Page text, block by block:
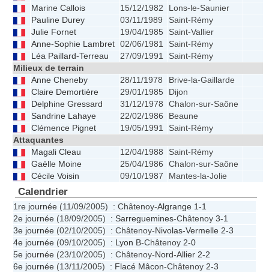
Marine Callois
15/12/1982
Lons-le-Saunier
Pauline Durey
03/11/1989
Saint-Rémy
Julie Fornet
19/04/1985
Saint-Vallier
Anne-Sophie Lambret 02/06/1981
Saint-Rémy
Léa Paillard-Terreau
27/09/1991
Saint-Rémy
Milieux de terrain
Anne Cheneby
28/11/1978
Brive-la-Gaillarde
Claire Demortière
29/01/1985
Dijon
Delphine Gressard
31/12/1978
Chalon-sur-Saône
Sandrine Lahaye
22/02/1986
Beaune
Clémence Pignet
19/05/1991
Saint-Rémy
Attaquantes
Magali Cleau
12/04/1988
Saint-Rémy
Gaëlle Moine
25/04/1986
Chalon-sur-Saône
Cécile Voisin
09/10/1987 Mantes-la-Jolie
Calendrier
1re journée (11/09/2005) : Châtenoy-Algrange 1-1
2e journée (18/09/2005) : Sarreguemines-Châtenoy 3-1
3e journée (02/10/2005) : Châtenoy-Nivolas-Vermelle 2-3
4e journée (09/10/2005) : Lyon B-Châtenoy 2-0
5e journée (23/10/2005) : Châtenoy-Nord-Allier 2-2
6e journée (13/11/2005) : Flacé Mâcon-Châtenoy 2-3